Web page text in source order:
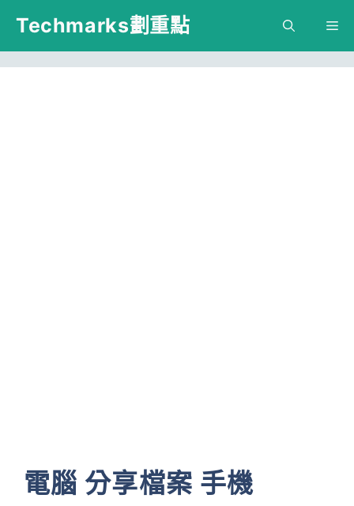
跳
主
Techmarks劃重點
電腦 分享檔案 手機